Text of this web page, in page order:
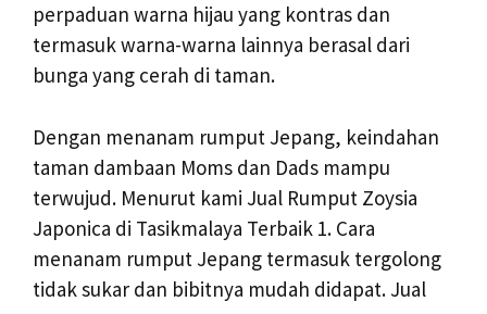
perpaduan warna hijau yang kontras dan
termasuk warna-warna lainnya berasal dari
bunga yang cerah di taman.
Dengan menanam rumput Jepang, keindahan
taman dambaan Moms dan Dads mampu
terwujud. Menurut kami Jual Rumput Zoysia
Japonica di Tasikmalaya Terbaik 1. Cara
menanam rumput Jepang termasuk tergolong
tidak sukar dan bibitnya mudah didapat. Jual